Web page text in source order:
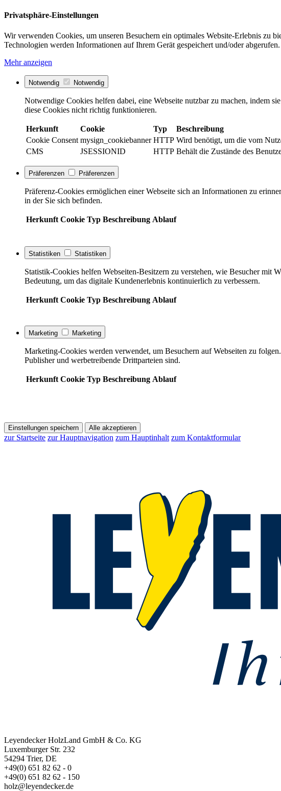
Privatsphäre-Einstellungen
Wir verwenden Cookies, um unseren Besuchern ein optimales Website-Erlebnis zu
Technologien werden Informationen auf Ihrem Gerät gespeichert und/oder abgerufen.
Mehr anzeigen
Notwendig Notwendig
Notwendige Cookies helfen dabei, eine Webseite nutzbar zu machen, indem
diese Cookies nicht richtig funktionieren.
Herkunft Cookie Typ Beschreibung
Cookie Consent mysign_cookiebanner HTTP Wird benötigt, um die vom
CMS
JSESSIONID HTTP Behält die Zustände des
Präferenzen Präferenzen
Präferenz-Cookies ermöglichen einer Webseite sich an Informationen zu
in der Sie sich befinden.
Herkunft Cookie Typ Beschreibung Ablauf
Statistiken Statistiken
Statistik-Cookies helfen Webseiten-Besitzern zu verstehen, wie Besucher mit
Bedeutung, um das digitale Kundenerlebnis kontinuierlich zu verbessern.
Herkunft Cookie Typ Beschreibung Ablauf
Marketing Marketing
Marketing-Cookies werden verwendet, um Besuchern auf Webseiten zu
Publisher und werbetreibende Drittparteien sind.
Herkunft Cookie Typ Beschreibung Ablauf
Einstellungen speichern Alle akzeptieren
zur Startseite zur Hauptnavigation zum Hauptinhalt zum Kontaktformular
Leyendecker HolzLand GmbH & Co. KG
Luxemburger Str. 232
54294 Trier, DE
+49(0) 651 82 62 - 0
+49(0) 651 82 62 - 150
holz@leyendecker.de